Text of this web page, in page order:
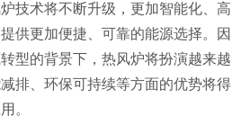
术将不断升级，更加智能化、高
供更加便捷、可靠的能源选择。因
型的背景下，热风炉将扮演越来越
排、环保可持续等方面的优势将得
。